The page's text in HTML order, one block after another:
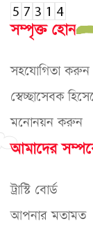
সম্পৃক্ত হোন
সহযোগিতা করুন
স্বেচ্ছাসেবক
মনোনয়ন করুন
আমাদের
ট্রাস্টি বোর্ড
আপনার মতামত